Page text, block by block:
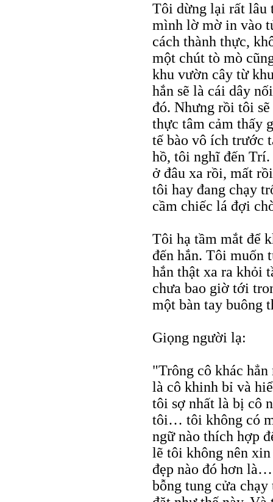
Tôi dừng lại rất lâu
mình lờ mờ in vào
cách thành thực,
một chút tò mò
khu vườn cây từ
hắn sẽ là cái dây
đó. Nhưng rồi tôi
thực tâm cảm thấy
tế bào vô ích trước
hồ, tôi nghĩ đến
ở đâu xa rồi, mất
tôi hay đang chạy
cầm chiếc lá đợi
Tôi hạ tầm mắt để
đến hắn. Tôi muốn
hắn thật xa ra khỏi
chưa bao giờ tới
một bàn tay buông
Giọng người lạ:
"Trông cô khác
là cô khinh bỉ và
tôi sợ nhất là bị cô
tôi… tôi không có
ngữ nào thích hợp
lẽ tôi không nên
đẹp nào đó hơn
bỗng tung cửa